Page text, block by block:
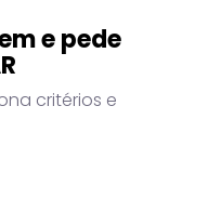
e pede
critérios e